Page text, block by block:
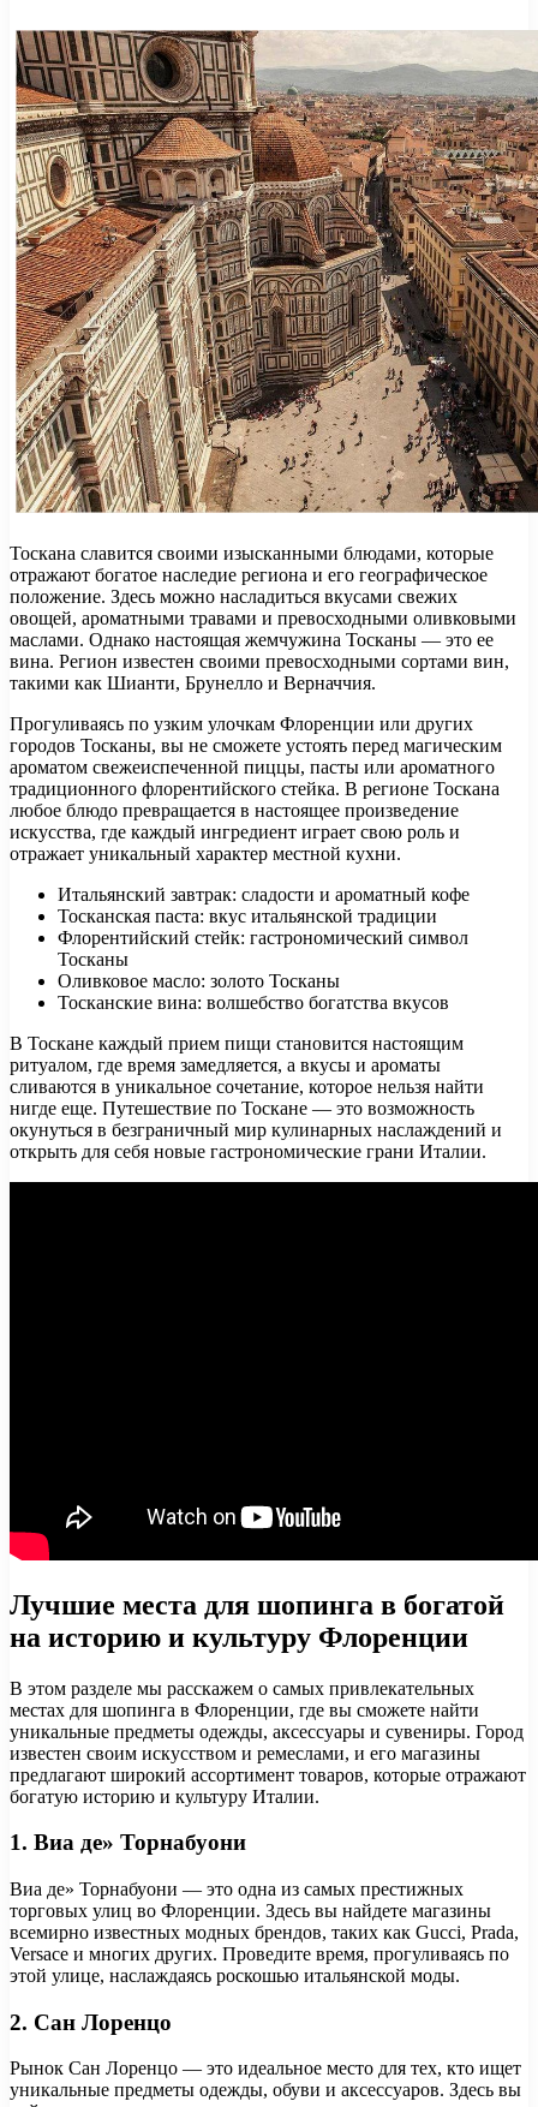
Тоскана славится своими изысканными блюдами, которые
отражают богатое наследие региона и его географическое
положение. Здесь можно насладиться вкусами свежих
овощей, ароматными травами и превосходными оливковыми
маслами. Однако настоящая жемчужина Тосканы — это ее
вина. Регион известен своими превосходными сортами вин,
такими как Шианти, Брунелло и Верначчия.
Прогуливаясь по узким улочкам Флоренции или других
городов Тосканы, вы не сможете устоять перед магическим
ароматом свежеиспеченной пиццы, пасты или ароматного
традиционного флорентийского стейка. В регионе Тоскана
любое блюдо превращается в настоящее произведение
искусства, где каждый ингредиент играет свою роль и
отражает уникальный характер местной кухни.
Итальянский завтрак: сладости и ароматный кофе
Тосканская паста: вкус итальянской традиции
Флорентийский стейк: гастрономический символ
Тосканы
Оливковое масло: золото Тосканы
Тосканские вина: волшебство богатства вкусов
В Тоскане каждый прием пищи становится настоящим
ритуалом, где время замедляется, а вкусы и ароматы
сливаются в уникальное сочетание, которое нельзя найти
нигде еще. Путешествие по Тоскане — это возможность
окунуться в безграничный мир кулинарных наслаждений и
открыть для себя новые гастрономические грани Италии.
Лучшие места для шопинга в богатой
на историю и культуру Флоренции
В этом разделе мы расскажем о самых привлекательных
местах для шопинга в Флоренции, где вы сможете найти
уникальные предметы одежды, аксессуары и сувениры. Город
известен своим искусством и ремеслами, и его магазины
предлагают широкий ассортимент товаров, которые отражают
богатую историю и культуру Италии.
1. Виа де» Торнабуони
Виа де» Торнабуони — это одна из самых престижных
торговых улиц во Флоренции. Здесь вы найдете магазины
всемирно известных модных брендов, таких как Gucci, Prada,
Versace и многих других. Проведите время, прогуливаясь по
этой улице, наслаждаясь роскошью итальянской моды.
2. Сан Лоренцо
Рынок Сан Лоренцо — это идеальное место для тех, кто ищет
уникальные предметы одежды, обуви и аксессуаров. Здесь вы